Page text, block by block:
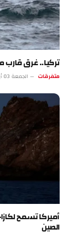
تركيا.. غرق قارب
متفرقات الجمعة 03 أبريل 9:21 م
أميركا تسمح
الصين